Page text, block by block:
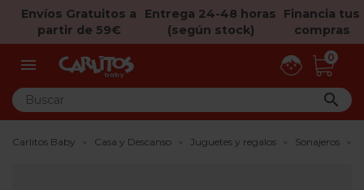
Envíos Gratuitos a
partir de 59€
Entrega 24-48 horas
(según stock)
Financia tus
compras
 0

Carlitos Baby Casa y Descanso Juguetes y regalos Sonajeros